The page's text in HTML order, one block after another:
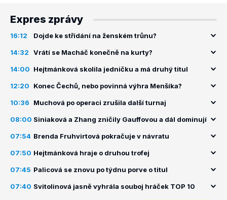
Expres zprávy
16:12 Dojde ke střídání na ženském trůnu?
14:32 Vrátí se Macháč konečně na kurty?
14:00 Hejtmánková skolila jedničku a má druhý titul
12:20 Konec Čechů, nebo povinná výhra Menšíka?
10:36 Muchová po operaci zrušila další turnaj
08:00 Siniaková a Zhang zničily Gauffovou a dál dominují
07:54 Brenda Fruhvirtová pokračuje v návratu
07:50 Hejtmánková hraje o druhou trofej
07:45 Palicová se znovu po týdnu porve o titul
07:40 Svitolinová jasně vyhrála souboj hráček TOP 10